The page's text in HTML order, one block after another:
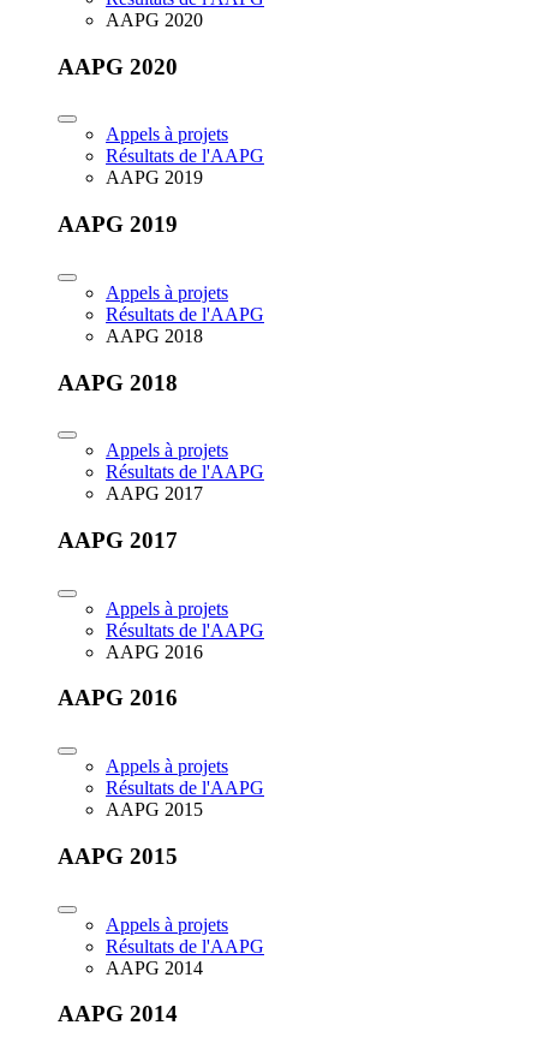
AAPG 2020
AAPG 2020
Appels à projets
Résultats de l'AAPG
AAPG 2019
AAPG 2019
Appels à projets
Résultats de l'AAPG
AAPG 2018
AAPG 2018
Appels à projets
Résultats de l'AAPG
AAPG 2017
AAPG 2017
Appels à projets
Résultats de l'AAPG
AAPG 2016
AAPG 2016
Appels à projets
Résultats de l'AAPG
AAPG 2015
AAPG 2015
Appels à projets
Résultats de l'AAPG
AAPG 2014
AAPG 2014